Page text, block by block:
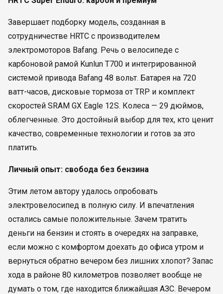
Завершает подборку модель, созданная в
сотрудничестве HRTC с производителем
электромоторов Bafang. Речь о велосипеде с
карбоновой рамой Kunlun T700 и интегрированной
системой привода Bafang 48 вольт. Батарея на 720
ватт-часов, дисковые тормоза от TRP и комплект
скоростей SRAM GX Eagle 12S. Колеса — 29 дюймов,
облегченные. Это достойный выбор для тех, кто ценит
качество, современные технологии и готов за это
платить.
Личный опыт: свобода без бензина
Этим летом автору удалось опробовать
электровелосипед в полную силу. И впечатления
остались самые положительные. Зачем тратить
деньги на бензин и стоять в очередях на заправке,
если можно с комфортом доехать до офиса утром и
вернуться обратно вечером без лишних хлопот? Запас
хода в районе 80 километров позволяет вообще не
думать о том, где находится ближайшая АЗС. Вечером